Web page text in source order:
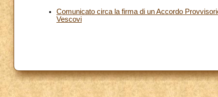
Comunicato circa la firma di un Accordo
Vescovi